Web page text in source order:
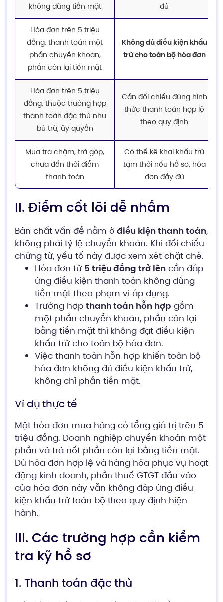
không dùng tiền mặt
đủ
Hóa đơn trên 5 triệu
đồng, thanh toán một
phần chuyển khoản,
phần còn lại tiền mặt
Không đủ điều kiện khấu
trừ cho toàn bộ hóa đơn
Hóa đơn trên 5 triệu
đồng, thuộc trường hợp
thanh toán đặc thù như
bù trừ, ủy quyền
Cần đối chiếu đúng hình
thức thanh toán hợp lệ
theo quy định
Mua trả chậm, trả góp,
chưa đến thời điểm
thanh toán
Có thể kê khai khấu trừ
tạm thời nếu hồ sơ, hóa
đơn đầy đủ
II. Điểm cốt lõi dễ nhầm
Bản chất vấn đề nằm ở điều kiện thanh toán,
không phải tỷ lệ chuyển khoản. Khi đối chiếu
chứng từ, yếu tố này được xem xét chặt chẽ.
Hóa đơn từ 5 triệu đồng trở lên cần đáp
ứng điều kiện thanh toán không dùng
tiền mặt theo phạm vi áp dụng.
Trường hợp thanh toán hỗn hợp gồm
một phần chuyển khoản, phần còn lại
bằng tiền mặt thì không đạt điều kiện
khấu trừ cho toàn bộ hóa đơn.
Việc thanh toán hỗn hợp khiến toàn bộ
hóa đơn không đủ điều kiện khấu trừ,
không chỉ phần tiền mặt.
Ví dụ thực tế
Một hóa đơn mua hàng có tổng giá trị trên 5
triệu đồng. Doanh nghiệp chuyển khoản một
phần và trả nốt phần còn lại bằng tiền mặt.
Dù hóa đơn hợp lệ và hàng hóa phục vụ hoạt
động kinh doanh, phần thuế GTGT đầu vào
của hóa đơn này vẫn không đáp ứng điều
kiện khấu trừ toàn bộ theo quy định hiện
hành.
III. Các trường hợp cần kiểm
tra kỹ hồ sơ
1. Thanh toán đặc thù